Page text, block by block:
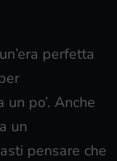
perfetta
po’. Anche
un
pensare che